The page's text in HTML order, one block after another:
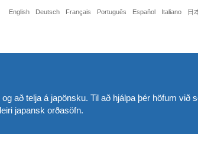
English Deutsch Français Português Español Italiano 日
að telja á japönsku. Til að hjálpa þér höfum við
japansk orðasöfn.